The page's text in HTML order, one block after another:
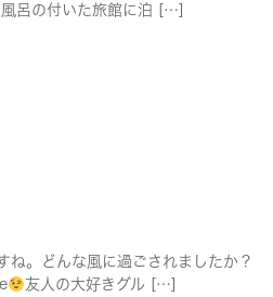
呂の付いた旅館に泊 […]
ね。どんな風に過ごされましたか？
友人の大好きグル […]